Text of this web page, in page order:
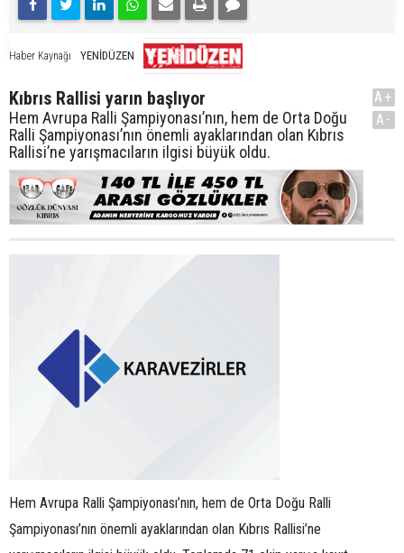
Haber Kaynağı YENİDÜZEN
Kıbrıs Rallisi yarın başlıyor
Hem Avrupa Ralli Şampiyonası’nın, hem de Orta Doğu
Ralli Şampiyonası’nın önemli ayaklarından olan Kıbrıs
Rallisi’ne yarışmacıların ilgisi büyük oldu.
A+
A-
Hem Avrupa Ralli Şampiyonası’nın, hem de Orta Doğu Ralli
Şampiyonası’nın önemli ayaklarından olan Kıbrıs Rallisi’ne